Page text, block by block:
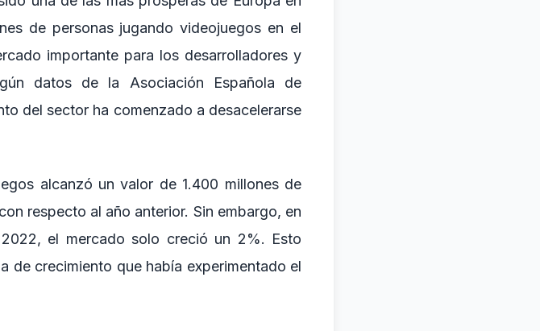
de personas jugando videojuegos en el
importante para los desarrolladores y
datos de la Asociación Española de
del sector ha comenzado a desacelerarse
alcanzó un valor de 1.400 millones de
respecto al año anterior. Sin embargo, en
el mercado solo creció un 2%. Esto
de crecimiento que había experimentado el